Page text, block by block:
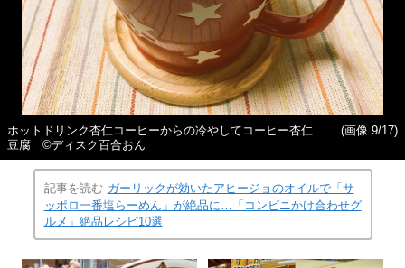
ホットドリンク杏仁コーヒーからの冷やしてコーヒー杏仁
豆腐 ©ディスク百合おん
(画像 9/17)
記事を読む ガーリックが効いたアヒージョのオイルで「サ
ッポロ一番塩らーめん」が絶品に…「コンビニかけ合わせグ
ルメ」絶品レシピ10選